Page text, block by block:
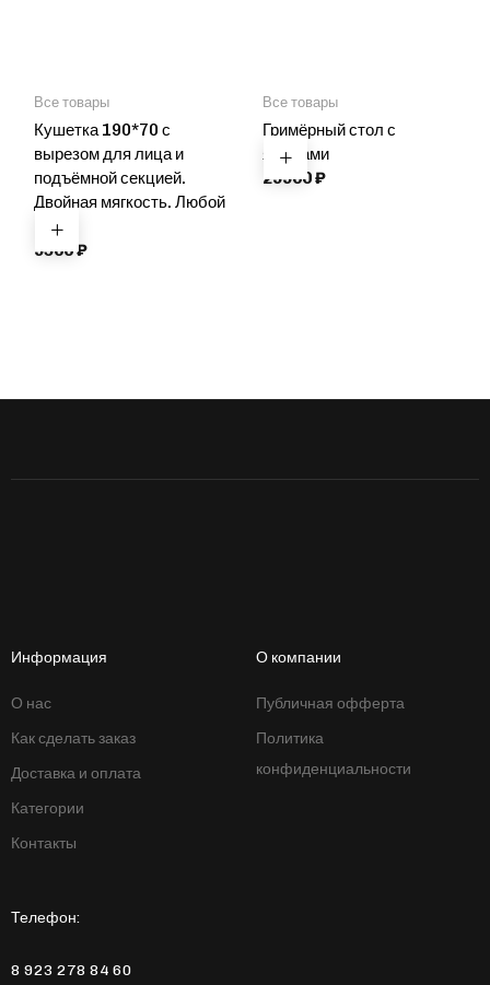
Все товары
Кушетка 190*70 с
вырезом для лица и
подъёмной секцией.
Двойная мягкость. Любой
цвет
9500₽
Все товары
Гримёрный стол с
ящиками
29900₽
Информация
О нас
Как сделать заказ
Доставка и оплата
Категории
Контакты
О компании
Публичная офферта
Политика
конфиденциальности
Телефон:
8 923 278 84 60